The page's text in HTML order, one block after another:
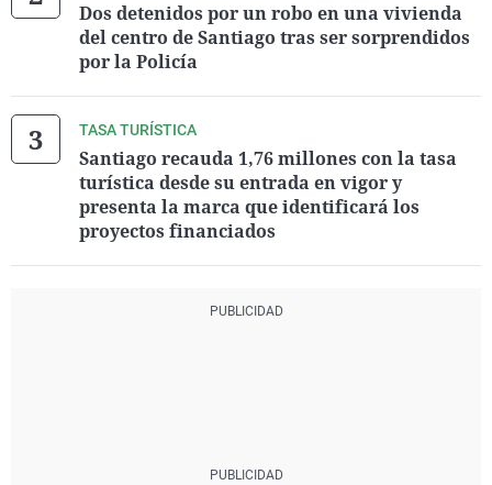
Dos detenidos por un robo en una vivienda
del centro de Santiago tras ser sorprendidos
por la Policía
TASA TURÍSTICA
Santiago recauda 1,76 millones con la tasa
turística desde su entrada en vigor y
presenta la marca que identificará los
proyectos financiados